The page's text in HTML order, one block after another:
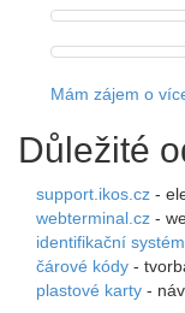
Mám zájem o
Důležité
support.ikos.cz -
webterminal.cz -
identifikační
čárové kódy -
plastové karty -